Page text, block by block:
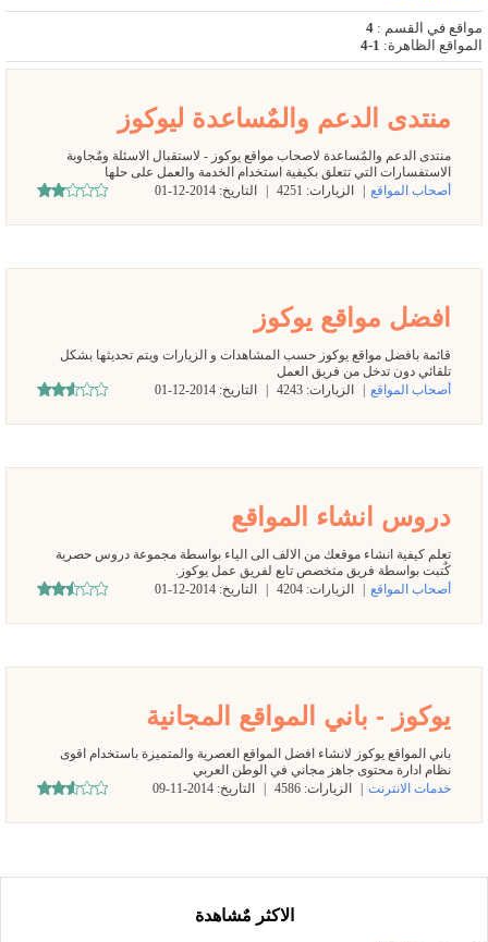
مواقع في القسم :
4
المواقع الظاهرة:
1-4
منتدى الدعم والمٌساعدة ليوكوز
منتدى الدعم والمٌساعدة لاصحاب مواقع يوكوز - لاستقبال الاسئلة ومٌجاوبة
الاستفسارات التي تتعلق بكيفية استخدام الخدمة والعمل على حلها
أصحاب المواقع
الزيارات: 4251 التاريخ: 2014-12-01
افضل مواقع يوكوز
قائمة بافضل مواقع يوكوز حسب المشاهدات و الزيارات ويتم تحديثها بشكل
تلقائي دون تدخل من فريق العمل
أصحاب المواقع
الزيارات: 4243 التاريخ: 2014-12-01
دروس انشاء المواقع
تعلم كيفية انشاء موقعك من الالف الى الياء بواسطة مجموعة دروس حصرية
كٌتبت بواسطة فريق متخصص تابع لفريق عمل يوكوز.
أصحاب المواقع
الزيارات: 4204 التاريخ: 2014-12-01
يوكوز - باني المواقع المجانية
باني المواقع يوكوز لانشاء افضل المواقع العصرية والمتميزة باستخدام اقوى
نظام ادارة محتوى جاهز مجاني في الوطن العربي
خدمات الانترنت
الزيارات: 4586 التاريخ: 2014-11-09
الاكثر مٌشاهدة